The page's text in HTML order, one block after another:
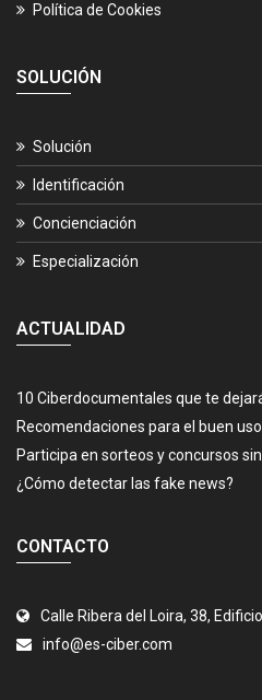
Política de Cookies
SOLUCIÓN
Solución
Identificación
Concienciación
Especialización
ACTUALIDAD
10 Ciberdocumentales que te
Recomendaciones para el buen
Participa en sorteos y concursos
¿Cómo detectar las fake news?
CONTACTO
Calle Ribera del Loira, 38,
info@es-ciber.com